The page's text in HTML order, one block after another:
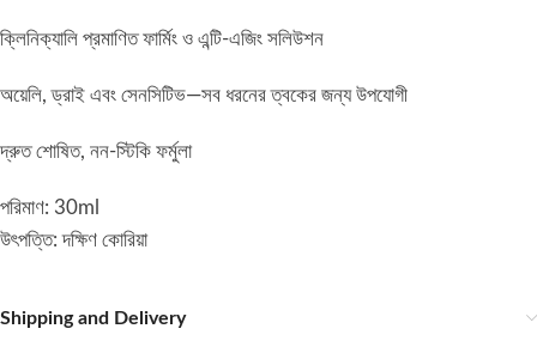
ক্লিনিক্যালি প্রমাণিত ফার্মিং ও এন্টি-এজিং সলিউশন
অয়েলি, ড্রাই এবং সেনসিটিভ—সব ধরনের ত্বকের জন্য উপযোগী
দ্রুত শোষিত, নন-স্টিকি ফর্মুলা
পরিমাণ: 30ml
উৎপত্তি: দক্ষিণ কোরিয়া
Shipping and Delivery